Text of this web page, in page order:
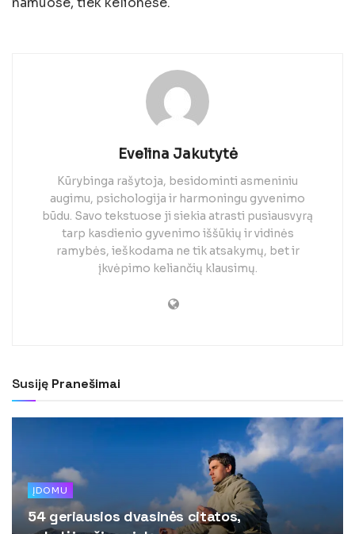
Evelina Jakutytė
Kūrybinga rašytoja, besidominti asmeniniu
augimu, psichologija ir harmoningu gyvenimo
būdu. Savo tekstuose ji siekia atrasti pusiausvyrą
tarp kasdienio gyvenimo iššūkių ir vidinės
ramybės, ieškodama ne tik atsakymų, bet ir
įkvėpimo keliančių klausimų.
Susiję Pranešimai
ĮDOMU
54 geriausios dvasinės citatos,